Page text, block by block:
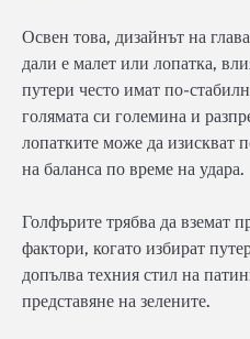
Освен това, дизайнът на
дали е малет или лопатка,
путери често имат по-
голямата си големина и
лопатките може да изискват
на баланса по време на удара.
Голфърите трябва да вземат
фактори, когато избират
допълва техния стил на
представяне на зелените.